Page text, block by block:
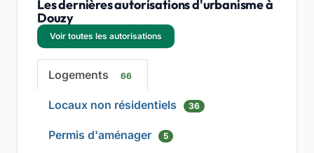
Les dernières autorisations d'urbanisme à
Douzy
Voir toutes les autorisations
Logements 66
Locaux non résidentiels 36
Permis d'aménager 5